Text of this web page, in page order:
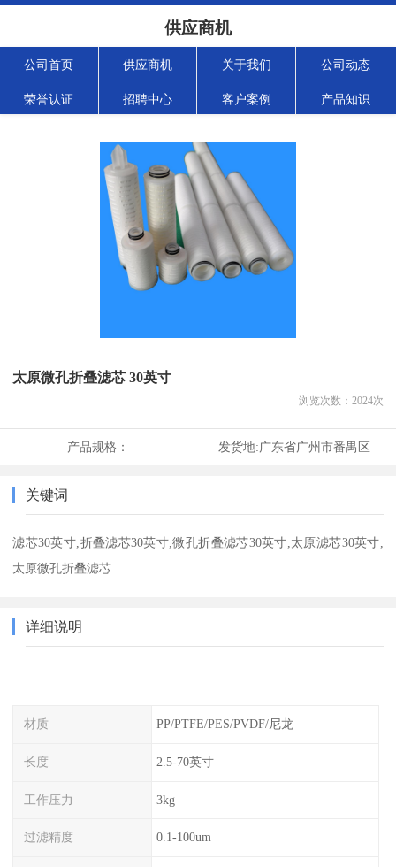
供应商机
公司首页 供应商机 关于我们 公司动态
荣誉认证 招聘中心 客户案例 产品知识
太原微孔折叠滤芯 30英寸
浏览次数： 2024次
产品规格： 发货地:广东省广州市番禺区
关键词
滤芯30英寸,折叠滤芯30英寸,微孔折叠滤芯30英寸,太原滤芯30英寸,
太原微孔折叠滤芯
详细说明
材质 PP/PTFE/PES/PVDF/尼龙
长度 2.5-70英寸
工作压力 3kg
过滤精度 0.1-100um